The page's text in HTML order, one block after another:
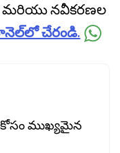
నవీకరణల
చేరండి.
కోసం ముఖ్యమైన